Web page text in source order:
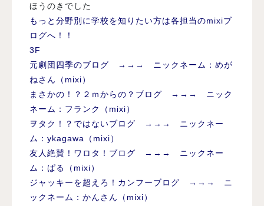
ほうのきでした
もっと分野別に学校を知りたい方は各担当のmixiブ
ログへ！！
3F
元劇団四季のブログ →→→ ニックネーム：めが
ねさん（mixi）
まさかの！？２ｍからの？ブログ →→→ ニック
ネーム：フランク（mixi）
ヲタク！？ではないブログ →→→ ニックネー
ム：ykagawa（mixi）
友人絶賛！ワロタ！ブログ →→→ ニックネー
ム：ぱる（mixi）
ジャッキーを超えろ！カンフーブログ →→→ ニ
ックネーム：かんさん（mixi）